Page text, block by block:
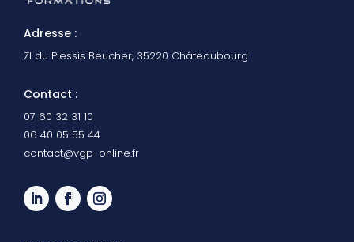
Adresse :
ZI du Plessis Beucher, 35220 Châteaubourg
Contact :
07 60 32 31 10
06 40 05 55 44
contact@vgp-online.fr